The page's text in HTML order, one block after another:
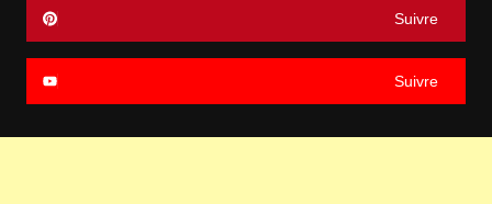
Suivre
Suivre